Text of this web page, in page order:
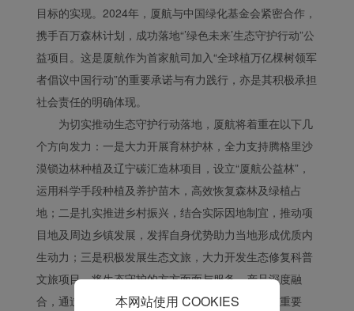
目标的实现。2024年，厦航与中国绿化基金会紧密合作，
携手百万森林计划，成功落地“’绿色未来’生态守护行动”公
益项目。这是厦航作为首家航司加入“全球植万亿棵树领军
者倡议中国行动”的重要承诺与有力践行，亦是其积极承担
社会责任的明确体现。
为切实推动生态守护行动落地，厦航将着重在以下几
个方向发力：一是大力开展育林护林，全力支持腾格里沙
漠锁边林种植及辽宁碳汇造林项目，设立“厦航公益林”，
运用科学手段种植及养护苗木，高效恢复森林及绿植占
地；二是扎实推进乡村振兴，结合实际因地制宜，推动项
目地及周边乡镇发展，发挥自身优势助力当地形成优质内
生动力；三是积极发展生态文旅，大力开发生态修复科普
文旅项目，将生态守护的方方面面与服务、产品深度融
合，通过旅行中的体验让旅客深刻感受生态守护的重要
本网站使用 COOKIES
并为您提供最佳的用户体
验。 使用本网站，功能型
和分析型Cookie将被安装
在您的浏览器中。
在您的同意下，我们还将
使用营销Cookie (i) 分析
我们的营销绩效 (ii) 个性
化我们广告中的优惠信
息。 通过放置这些
Cookie，厦门航空和第三
方可以跟踪您的互联网行
为以使我们的内容和广告
与您的兴趣更加契合。
点击“接受”即表示您同意
放置所有的营销Cookie。
点击“拒绝”，我们将不会